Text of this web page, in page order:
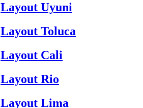
Layout Uyuni
Layout Toluca
Layout Cali
Layout Rio
Layout Lima